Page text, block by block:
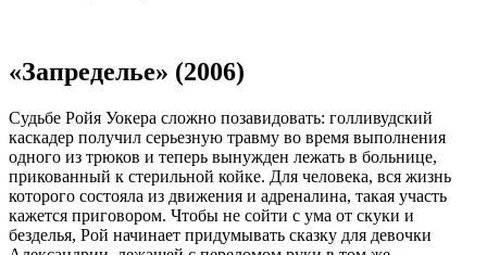
«Запределье» (2006)
Судьбе Ройя Уокера сложно позавидовать: голливудский
каскадер получил серьезную травму во время выполнения
одного из трюков и теперь вынужден лежать в больнице,
прикованный к стерильной койке. Для человека, вся жизнь
которого состояла из движения и адреналина, такая участь
кажется приговором. Чтобы не сойти с ума от скуки и
безделья, Рой начинает придумывать сказку для девочки